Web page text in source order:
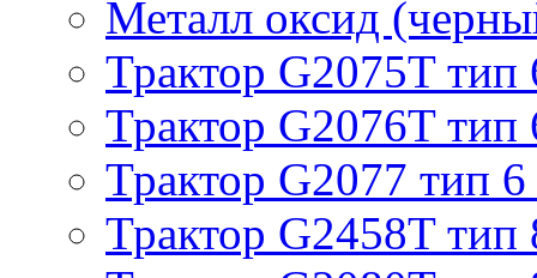
Металл оксид
Трактор G2075T тип
Трактор G2076T тип
Трактор G2077 тип 6
Трактор G2458T тип